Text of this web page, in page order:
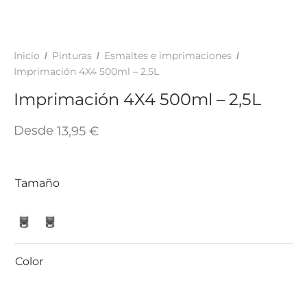
Inicio / Pinturas / Esmaltes e imprimaciones /
Imprimación 4X4 500ml – 2,5L
Imprimación 4X4 500ml – 2,5L
Desde 13,95 €
Tamaño
Color
TINTES Y MANUALIDADES